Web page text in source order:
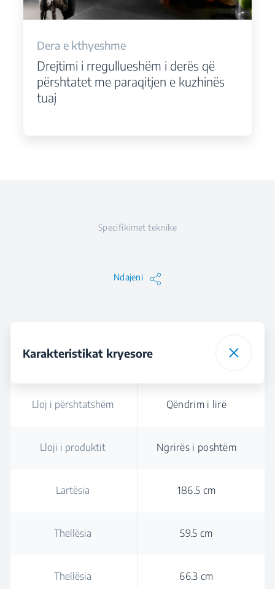
Dera e kthyeshme
Drejtimi i rregullueshëm i derës që
përshtatet me paraqitjen e kuzhinës
tuaj
Specifikimet teknike
Ndajeni
Karakteristikat kryesore
Lloj i përshtatshëm Qëndrim i lirë
Lloji i produktit Ngrirës i poshtëm
Lartësia 186.5 cm
Thellësia 59.5 cm
Thellësia 66.3 cm